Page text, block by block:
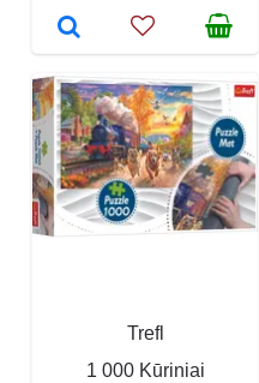
Trefl
1 000 Kūriniai